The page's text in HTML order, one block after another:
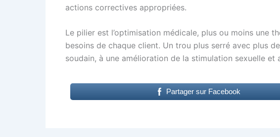
actions correctives appropriées.
Le pilier est l’optimisation médicale, plus ou moins une
besoins de chaque client. Un trou plus serré avec plus
soudain, à une amélioration de la stimulation sexuelle
Partager sur Facebook